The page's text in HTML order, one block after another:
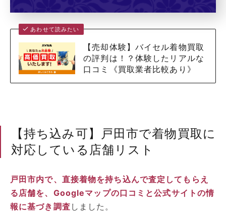
あわせて読みたい
【売却体験】バイセル着物買取
の評判は！？体験したリアルな
口コミ《買取業者比較あり》
【持ち込み可】戸田市で着物買取に
対応している店舗リスト
戸田市内で、直接着物を持ち込んで査定してもらえ
る店舗を、Googleマップの口コミと公式サイトの情
報に基づき調査 しました。